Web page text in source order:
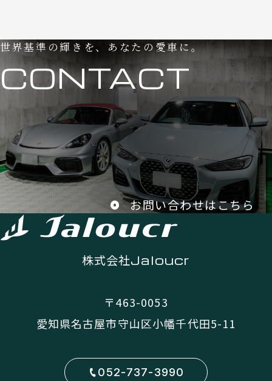
世界基準の輝きを、あなたの愛車に。
CONTACT
お問い合わせはこちら
株式会社Jaloucr
〒463-0053
愛知県名古屋市守山区小幡千代田5-11
052-737-3990